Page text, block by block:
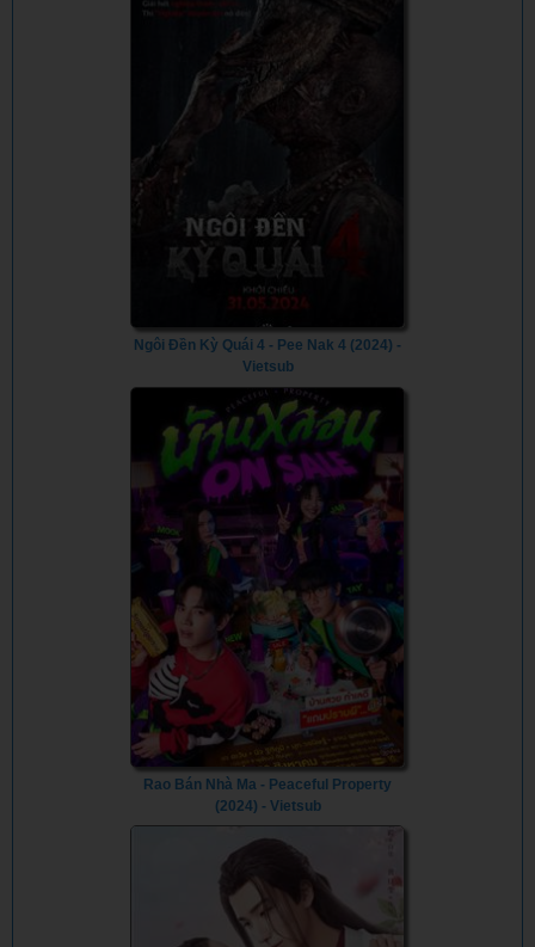
Ngôi Đền Kỳ Quái 4 - Pee Nak 4 (2024) -
Vietsub
Rao Bán Nhà Ma - Peaceful Property
(2024) - Vietsub